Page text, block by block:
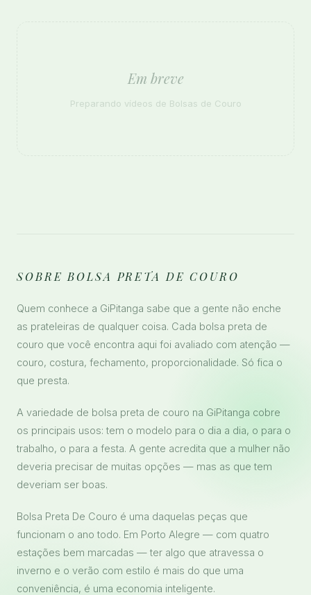
Em breve
Preparando vídeos de Bolsas de Couro
SOBRE BOLSA PRETA DE COURO
Quem conhece a GiPitanga sabe que a gente não enche
as prateleiras de qualquer coisa. Cada bolsa preta de
couro que você encontra aqui foi avaliado com atenção —
couro, costura, fechamento, proporcionalidade. Só fica o
que presta.
A variedade de bolsa preta de couro na GiPitanga cobre
os principais usos: tem o modelo para o dia a dia, o para o
trabalho, o para a festa. A gente acredita que a mulher não
deveria precisar de muitas opções — mas as que tem
deveriam ser boas.
Bolsa Preta De Couro é uma daquelas peças que
funcionam o ano todo. Em Porto Alegre — com quatro
estações bem marcadas — ter algo que atravessa o
inverno e o verão com estilo é mais do que uma
conveniência, é uma economia inteligente.